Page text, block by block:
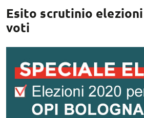
Esito scrutinio
voti